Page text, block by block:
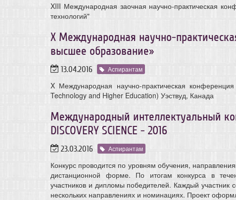
XIII Международная заочная научно-практическая
технологий"
X Международная научно-
высшее образование»
13.04.2016 Аспирантам
X Международная научно-практическая
Technology and Higher Education) Уэствуд, Канада
Международный интеллектуальный
DISCOVERY SCIENCE - 2016
23.03.2016 Аспирантам
Конкурс проводится по уровням обучения,
дистанционной форме. По итогам конкурса в
участников и дипломы победителей. Каждый
нескольких направлениях и номинациях. Проект